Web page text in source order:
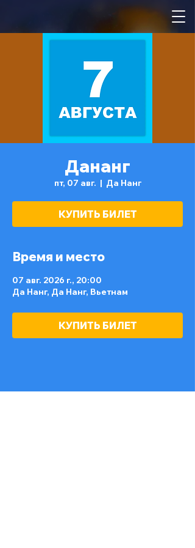
Дананг
пт, 07 авг.
  |
Да Нанг
КУПИТЬ БИЛЕТ
Время и место
07 авг. 2026 г., 20:00
Да Нанг, Да Нанг, Вьетнам
КУПИТЬ БИЛЕТ